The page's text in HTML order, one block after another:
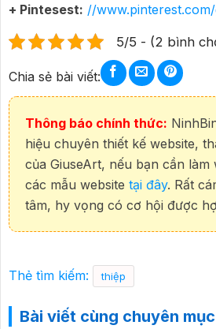
+ Pintesest: //
5/5 - (2 bình
Chia sẻ bài viết:
Thông báo chính thức:
hiệu chuyên thiết kế website,
của GiuseArt, nếu bạn cần làm
các mẫu website tại đây. Rất
tâm, hy vọng có cơ hội được
Thẻ tìm kiếm: thiệp
Bài viết cùng chuyên